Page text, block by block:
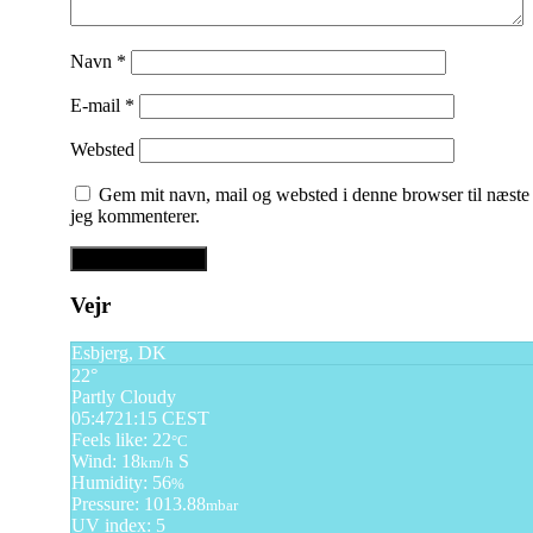
Navn *
E-mail *
Websted
Gem mit navn, mail og websted i denne browser til næste
jeg kommenterer.
Vejr
Esbjerg, DK
22°
Partly Cloudy
05:4721:15 CEST
Feels like: 22°C
Wind: 18km/h S
Humidity: 56%
Pressure: 1013.88mbar
UV index: 5